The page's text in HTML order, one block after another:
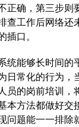
正确，第三步则
查工作后网络还
插口。
能够长时间的
日常化的行为，
员的岗前培训，
本方法都做好交
问题能一一排除